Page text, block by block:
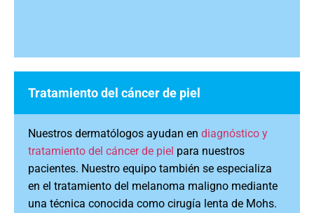
Tratamiento del cáncer de piel
Nuestros dermatólogos ayudan en diagnóstico y
tratamiento del cáncer de piel para nuestros
pacientes. Nuestro equipo también se especializa
en el tratamiento del melanoma maligno mediante
una técnica conocida como cirugía lenta de Mohs.